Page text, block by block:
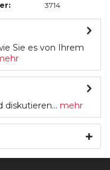
3714
Sie es von Ihrem
diskutieren... mehr